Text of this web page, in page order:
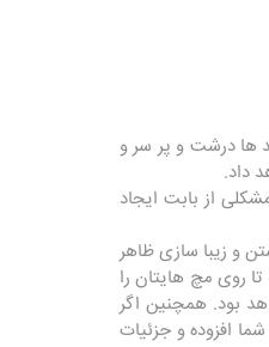
ها درشت و پر سر و
داد.
از بابت ایجاد
و زیبا سازی ظاهر
روی مچ هایتان را
بود. همچنین اگر
افزوده و جزئیات